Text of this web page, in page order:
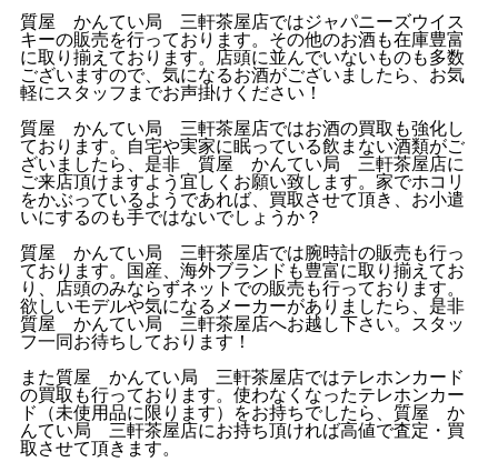
質屋 かんてい局 三軒茶屋店ではジャパニーズウイス
キーの販売を行っております。その他のお酒も在庫豊富
に取り揃えております。店頭に並んでいないものも多数
ございますので、気になるお酒がございましたら、お気
軽にスタッフまでお声掛けください！
質屋 かんてい局 三軒茶屋店ではお酒の買取も強化し
ております。自宅や実家に眠っている飲まない酒類がご
ざいましたら、是非 質屋 かんてい局 三軒茶屋店に
ご来店頂けますよう宜しくお願い致します。家でホコリ
をかぶっているようであれば、買取させて頂き、お小遣
いにするのも手ではないでしょうか？
質屋 かんてい局 三軒茶屋店では腕時計の販売も行っ
ております。国産、海外ブランドも豊富に取り揃えてお
り、店頭のみならずネットでの販売も行っております。
欲しいモデルや気になるメーカーがありましたら、是非
質屋 かんてい局 三軒茶屋店へお越し下さい。スタッ
フ一同お待ちしております！
また質屋 かんてい局 三軒茶屋店ではテレホンカード
の買取も行っております。使わなくなったテレホンカー
ド（未使用品に限ります）をお持ちでしたら、質屋 か
んてい局 三軒茶屋店にお持ち頂ければ高値で査定・買
取させて頂きます。